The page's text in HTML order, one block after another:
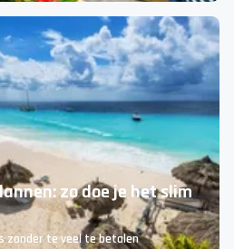
only hotels in
kindvrije vakantie!